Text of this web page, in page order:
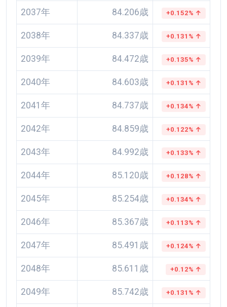
2037年 84.206歳 +0.152% ↑
2038年 84.337歳 +0.131% ↑
2039年 84.472歳 +0.135% ↑
2040年 84.603歳 +0.131% ↑
2041年 84.737歳 +0.134% ↑
2042年 84.859歳 +0.122% ↑
2043年 84.992歳 +0.133% ↑
2044年 85.120歳 +0.128% ↑
2045年 85.254歳 +0.134% ↑
2046年 85.367歳 +0.113% ↑
2047年 85.491歳 +0.124% ↑
2048年 85.611歳 +0.12% ↑
2049年 85.742歳 +0.131% ↑